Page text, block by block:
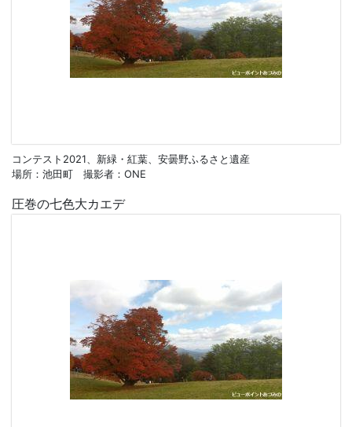
コンテスト2021、新緑・紅葉、安曇野ふるさと遺産
場所：池田町 撮影者：ONE
圧巻の七色大カエデ